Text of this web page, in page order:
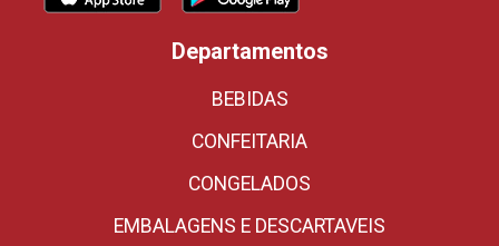
Departamentos
BEBIDAS
CONFEITARIA
CONGELADOS
EMBALAGENS E DESCARTAVEIS